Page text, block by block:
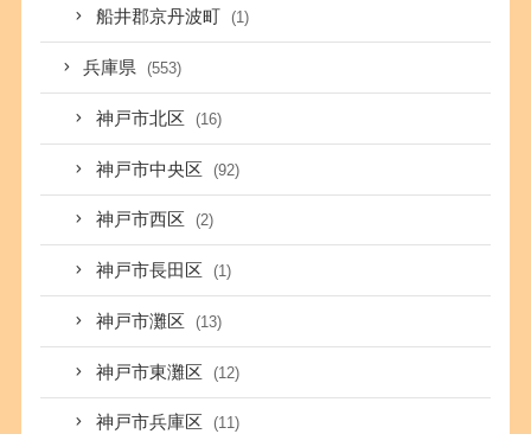
船井郡京丹波町 (1)
兵庫県 (553)
神戸市北区 (16)
神戸市中央区 (92)
神戸市西区 (2)
神戸市長田区 (1)
神戸市灘区 (13)
神戸市東灘区 (12)
神戸市兵庫区 (11)